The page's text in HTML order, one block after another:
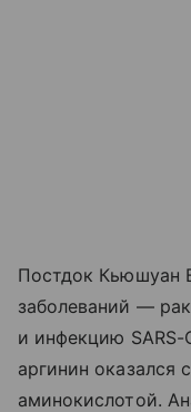
Постдок Кьюшуан
заболеваний —
и инфекцию SARS-
аргинин оказался
аминокислотой.